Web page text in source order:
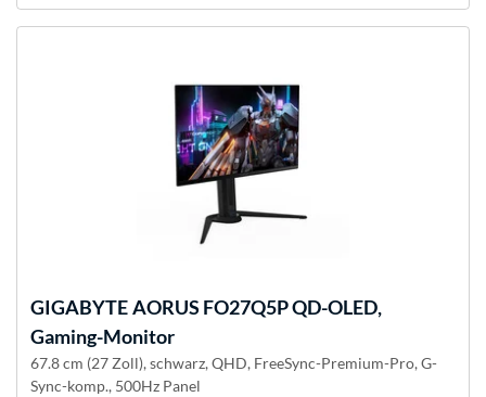
GIGABYTEAORUS FO27Q5P QD-OLED,
Gaming-Monitor
67.8 cm (27 Zoll), schwarz, QHD, FreeSync-Premium-Pro, G-
Sync-komp., 500Hz Panel